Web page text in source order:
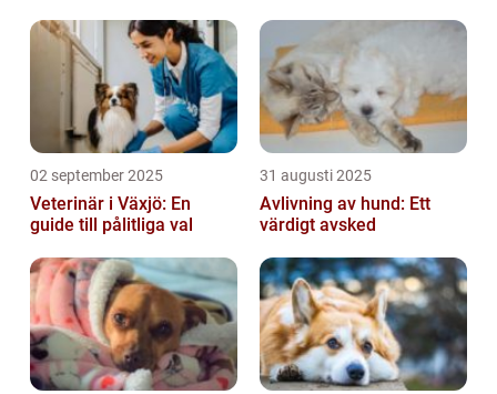
02 september 2025
Veterinär i Växjö: En
guide till pålitliga val
31 augusti 2025
Avlivning av hund: Ett
värdigt avsked